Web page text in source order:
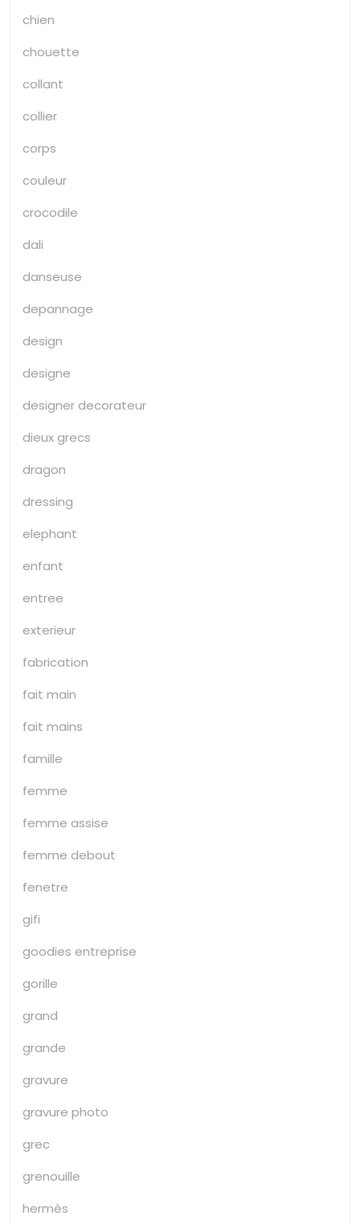
chien
chouette
collant
collier
corps
couleur
crocodile
dali
danseuse
depannage
design
designe
designer decorateur
dieux grecs
dragon
dressing
elephant
enfant
entree
exterieur
fabrication
fait main
fait mains
famille
femme
femme assise
femme debout
fenetre
gifi
goodies entreprise
gorille
grand
grande
gravure
gravure photo
grec
grenouille
hermès